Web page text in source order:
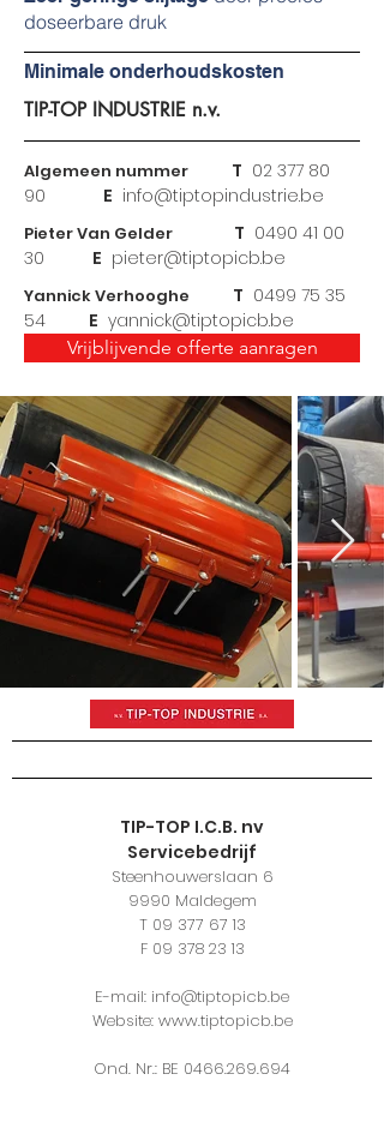
doseerbare druk
Minimale onderhoudskosten
TIP-TOP INDUSTRIE n.v.
Algemeen nummer T 02 377 80
90
E info@tiptopindustrie.be
Pieter Van Gelder T 0490 41 00
30
E pieter@tiptopicb.be
Yannick Verhooghe T 0499 75 35
54
E yannick@tiptopicb.be
Vrijblijvende offerte aanragen
TIP-TOP I.C.B. nv
Servicebedrijf
Steenhouwerslaan 6
9990 Maldegem
T 09 377 67 13
F 09 378 23 13
E-mail: info@tiptopicb.be
Website: www.tiptopicb.be
Ond. Nr.: BE 0466.269.694